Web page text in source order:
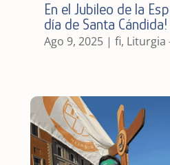
En el Jubileo de la
día de Santa Cándida!
Ago 9, 2025| fi, Liturgia